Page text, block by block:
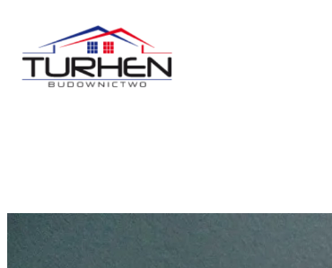
treści